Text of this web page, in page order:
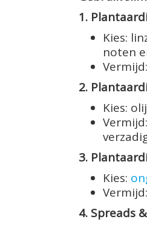
1.
Kies:
noten
2.
Kies:
3.
Kies:
4. Spreads